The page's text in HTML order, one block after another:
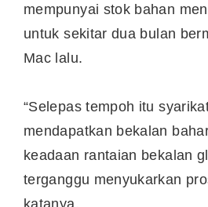
mempunyai stok bahan
untuk sekitar dua bulan
Mac lalu.
“Selepas tempoh itu
mendapatkan bekalan
keadaan rantaian bekalan
terganggu menyukarkan
katanya.